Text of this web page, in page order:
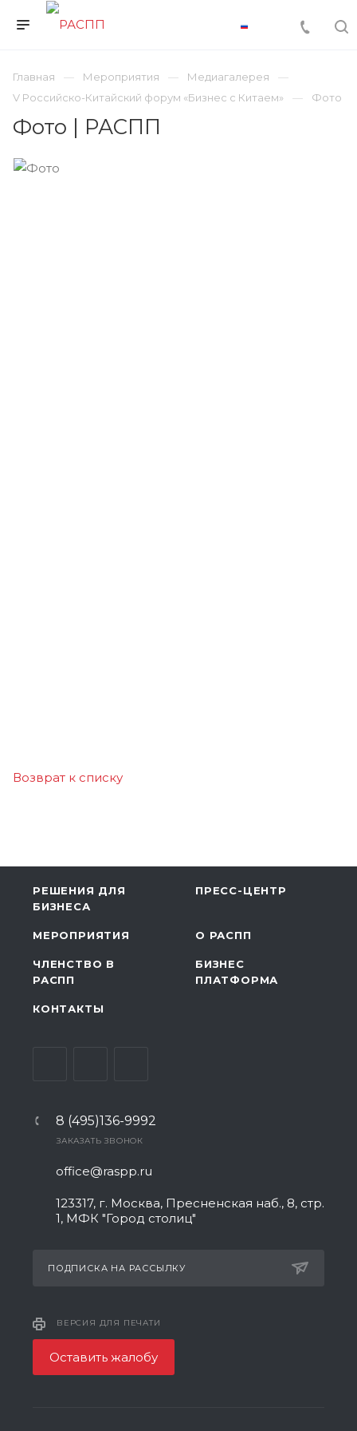
Главная Мероприятия
Медиагалерея
V Российско-Китайский форум «Бизнес с Китаем»
Фото
Фото | РАСПП
Возврат к списку
РЕШЕНИЯ ДЛЯ
БИЗНЕСА
ПРЕСС-ЦЕНТР
МЕРОПРИЯТИЯ О РАСПП
ЧЛЕНСТВО В
РАСПП
БИЗНЕС
ПЛАТФОРМА
КОНТАКТЫ
8 (495)136-9992
ЗАКАЗАТЬ ЗВОНОК
office@raspp.ru
123317, г. Москва, Пресненская наб., 8, стр.
1, МФК "Город столиц"
ПОДПИСКА НА РАССЫЛКУ
ВЕРСИЯ ДЛЯ ПЕЧАТИ
Оставить жалобу